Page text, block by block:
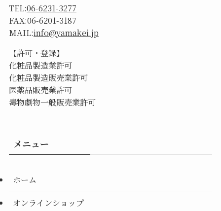
TEL:06-6231-3277
FAX:06-6201-3187
MAIL:info@yamakei.jp
【許可・登録】
化粧品製造業許可
化粧品製造販売業許可
医薬品販売業許可
毒物劇物一般販売業許可
メニュー
ホーム
オンラインショップ